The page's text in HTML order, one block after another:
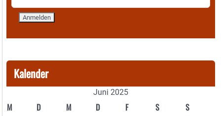
Kalender
Juni 2025
M D M D F S S